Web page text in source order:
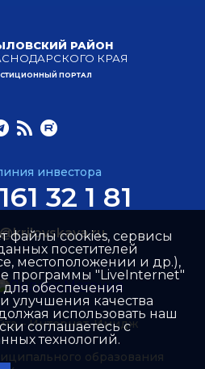
РАЙОН
КРАЯ
ПОРТАЛ
инвестора
32 1 81
образования
–Интернет-Имидж
файлы cookies, сервисы
посетителей
местоположении и др.),
программы "LiveInternet"
обеспечения
улучшения качества
использовать наш
соглашаетесь с
технологий.